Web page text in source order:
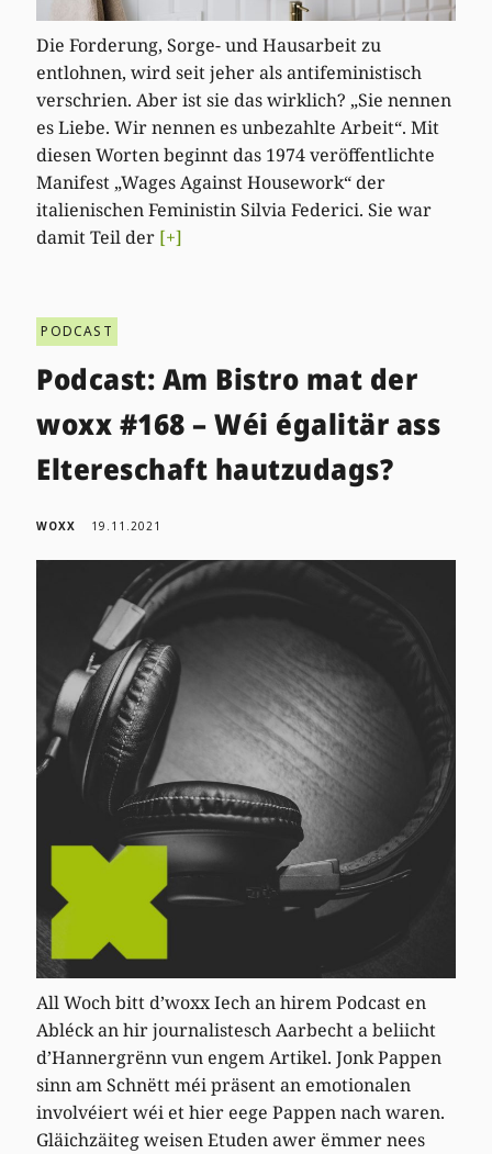
Die Forderung, Sorge- und Hausarbeit zu
entlohnen, wird seit jeher als antifeministisch
verschrien. Aber ist sie das wirklich? „Sie nennen
es Liebe. Wir nennen es unbezahlte Arbeit“. Mit
diesen Worten beginnt das 1974 veröffentlichte
Manifest „Wages Against Housework“ der
italienischen Feministin Silvia Federici. Sie war
damit Teil der [+]
PODCAST
Podcast: Am Bistro mat der
woxx #168 – Wéi égalitär ass
Eltereschaft hautzudags?
WOXX 19.11.2021
All Woch bitt d’woxx Iech an hirem Podcast en
Abléck an hir journalistesch Aarbecht a beliicht
d’Hannergrënn vun engem Artikel. Jonk Pappen
sinn am Schnëtt méi präsent an emotionalen
involvéiert wéi et hier eege Pappen nach waren.
Gläichzäiteg weisen Etuden awer ëmmer nees